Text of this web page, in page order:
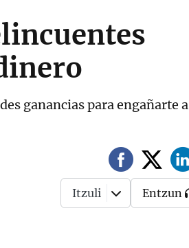
ganancias para engañarte a
Itzuli Entzun